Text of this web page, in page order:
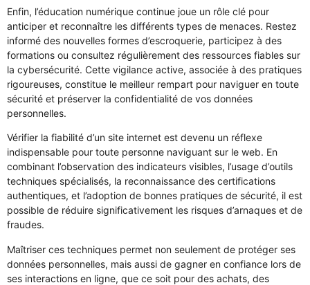
Enfin, l’éducation numérique continue joue un rôle clé pour
anticiper et reconnaître les différents types de menaces. Restez
informé des nouvelles formes d’escroquerie, participez à des
formations ou consultez régulièrement des ressources fiables sur
la cybersécurité. Cette vigilance active, associée à des pratiques
rigoureuses, constitue le meilleur rempart pour naviguer en toute
sécurité et préserver la confidentialité de vos données
personnelles.
Vérifier la fiabilité d’un site internet est devenu un réflexe
indispensable pour toute personne naviguant sur le web. En
combinant l’observation des indicateurs visibles, l’usage d’outils
techniques spécialisés, la reconnaissance des certifications
authentiques, et l’adoption de bonnes pratiques de sécurité, il est
possible de réduire significativement les risques d’arnaques et de
fraudes.
Maîtriser ces techniques permet non seulement de protéger ses
données personnelles, mais aussi de gagner en confiance lors de
ses interactions en ligne, que ce soit pour des achats, des